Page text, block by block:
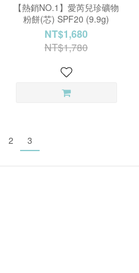
【熱銷NO.1】愛芮兒珍礦物
粉餅(芯) SPF20 (9.9g)
NT$1,680
NT$1,780
2 3